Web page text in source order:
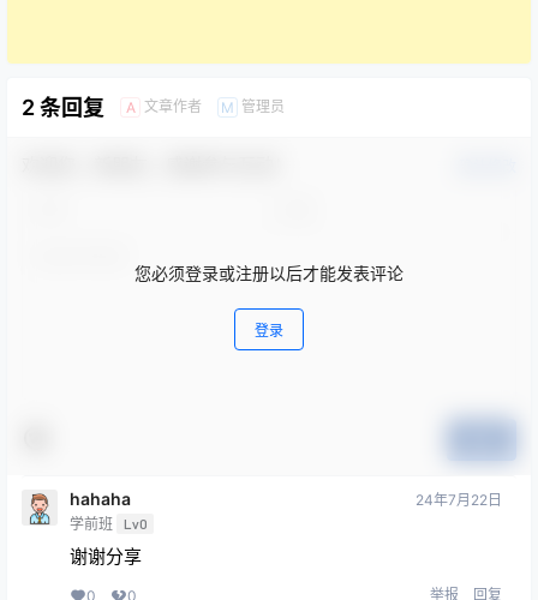
2 条回复 A 文章作者 M 管理员
您必须登录或注册以后才能发表评论
登录
hahaha
学前班 Lv0
24年7月22日
谢谢分享
0 0 举报 回复